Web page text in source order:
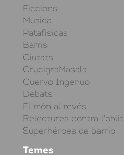
Ficcions
Música
Patafísicas
Barris
Ciutats
CrucigraMasala
Cuervo Ingenuo
Debats
El món al revés
Relectures contra l'oblit
Superhéroes de barrio
Temes